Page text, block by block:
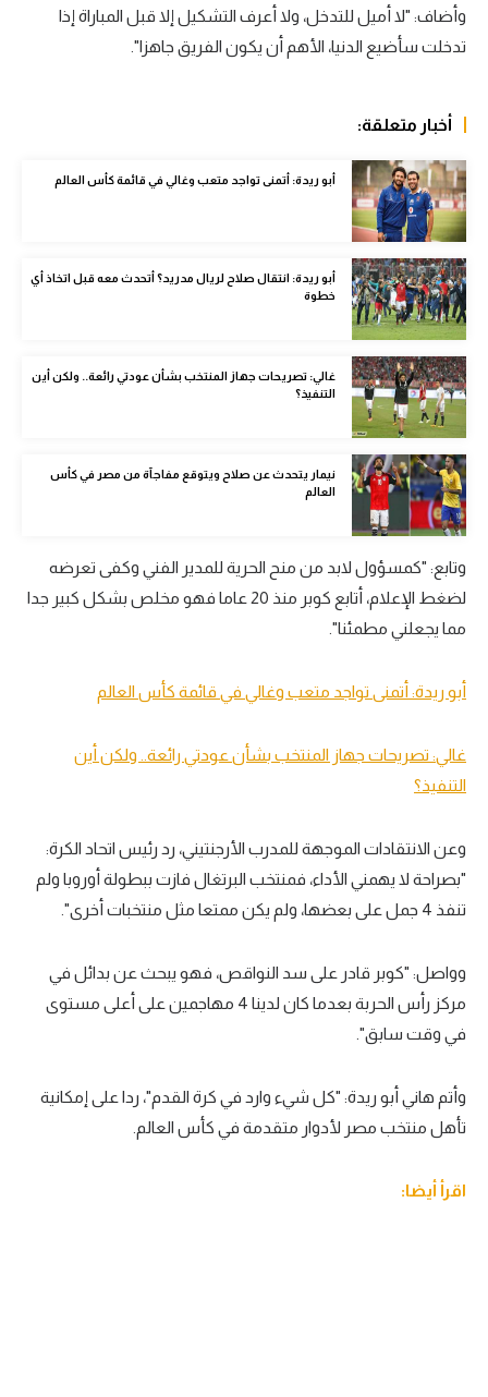
سعودي في الجول
دوري أبطال أوروبا
القسم الثاني
رياضات أخرى
أمم إفريقيا
كرة السلة الأمريكية
كرة سلة
كرة يد
كرة طائرة
الوطن العربي
رياضة نسائية
آسيا
أقسام خاصة
ميركاتو
تحقيق في الجول
تحليل في الجول
حكايات في الجول
كويز في الجول
فيديو في الجول
وأضاف: "لا أميل للتدخل، ولا أعرف التشكيل إلا قبل المباراة إذا
تدخلت سأضيع الدنيا، الأهم أن يكون الفريق جاهزا".
أخبار متعلقة:
أبو ريدة: أتمنى تواجد متعب وغالي في قائمة كأس العالم
أبو ريدة: انتقال صلاح لريال مدريد؟ أتحدث معه قبل اتخاذ أي
خطوة
غالي: تصريحات جهاز المنتخب بشأن عودتي رائعة.. ولكن أين
التنفيذ؟
نيمار يتحدث عن صلاح ويتوقع مفاجآة من مصر في كأس
العالم
وتابع: "كمسؤول لابد من منح الحرية للمدير الفني وكفى تعرضه
لضغط الإعلام، أتابع كوبر منذ 20 عاما فهو مخلص بشكل كبير جدا
مما يجعلني مطمئنا".
أبو ريدة: أتمنى تواجد متعب وغالي في قائمة كأس العالم
غالي: تصريحات جهاز المنتخب بشأن عودتي رائعة.. ولكن أين
التنفيذ؟
وعن الانتقادات الموجهة للمدرب الأرجنتيني، رد رئيس اتحاد الكرة:
"بصراحة لا يهمني الأداء، فمنتخب البرتغال فازت ببطولة أوروبا ولم
تنفذ 4 جمل على بعضها، ولم يكن ممتعا مثل منتخبات أخرى".
وواصل: "كوبر قادر على سد النواقص، فهو يبحث عن بدائل في
مركز رأس الحربة بعدما كان لدينا 4 مهاجمين على أعلى مستوى
في وقت سابق".
وأتم هاني أبو ريدة: "كل شيء وارد في كرة القدم"، ردا على إمكانية
تأهل منتخب مصر لأدوار متقدمة في كأس العالم.
اقرأ أيضا: